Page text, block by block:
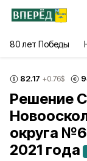
80 лет Победы
82.17 +0.76$
Решение
округа
2021 года